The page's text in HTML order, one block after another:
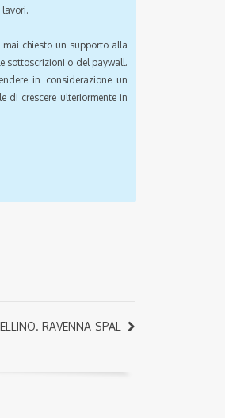
chiesto un supporto alla
sottoscrizioni o del paywall.
in considerazione un
di crescere ulteriormente in
RAVENNA-SPAL